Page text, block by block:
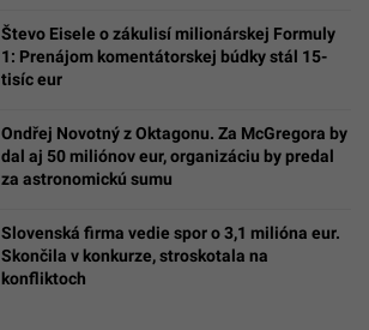
Števo Eisele o zákulisí milionárskej Formuly
1: Prenájom komentátorskej búdky stál 15-
tisíc eur
Ondřej Novotný z Oktagonu. Za McGregora by
dal aj 50 miliónov eur, organizáciu by predal
za astronomickú sumu
Slovenská firma vedie spor o 3,1 milióna eur.
Skončila v konkurze, stroskotala na
konfliktoch